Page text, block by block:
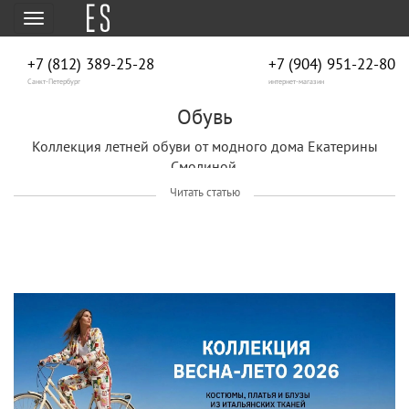
Меню
+7 (812) 389-25-28
Санкт-Петербург
+7 (904) 951‑22‑80
интернет-магазин
Обувь
Коллекция летней обуви от модного дома Екатерины
Смолиной.
выступают на пике модного Олимпа, и это скорее
неудобно, нежели похвально не иметь у себя на полочке
хотя бы одну пару классических кед.
О кедах.
Родиной кед считаются Соединённые Штаты Америки. По
Читать статью